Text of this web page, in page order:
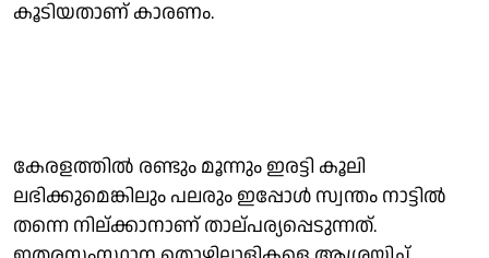
കൂടിയതാണ് കാരണം.
കേരളത്തില്‍ രണ്ടും മൂന്നും ഇരട്ടി കൂലി
ലഭിക്കുമെങ്കിലും പലരും ഇപ്പോള്‍ സ്വന്തം നാട്ടില്‍
തന്നെ നില്ക്കാനാണ് താല്പര്യപ്പെടുന്നത്.